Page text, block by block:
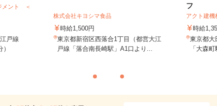
メント ＜
戸線
株式会社キヨシマ食品
時給1,500円
東京都新宿区西落合1丁目（都営大江
戸線「落合南長崎駅」A1口より...
フ
アクト建機
時給
東京都大
「大森